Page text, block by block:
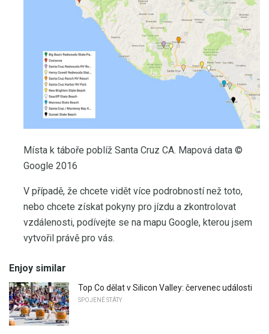
Místa k táboře poblíž Santa Cruz CA. Mapová data ©
Google 2016
V případě, že chcete vidět více podrobností než toto,
nebo chcete získat pokyny pro jízdu a zkontrolovat
vzdálenosti, podívejte se na mapu Google, kterou jsem
vytvořil právě pro vás.
Enjoy similar
Top Co dělat v Silicon Valley: červenec události
SPOJENÉ STÁTY